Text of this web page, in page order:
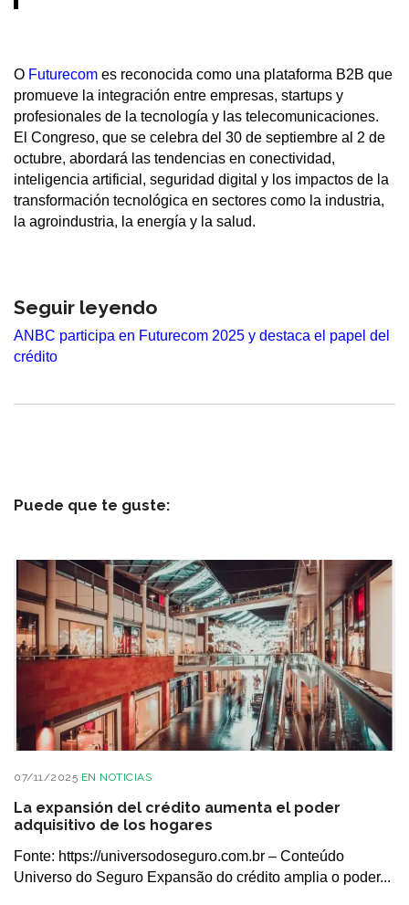
O Futurecom es reconocida como una plataforma B2B que
promueve la integración entre empresas, startups y
profesionales de la tecnología y las telecomunicaciones.
El Congreso, que se celebra del 30 de septiembre al 2 de
octubre, abordará las tendencias en conectividad,
inteligencia artificial, seguridad digital y los impactos de la
transformación tecnológica en sectores como la industria,
la agroindustria, la energía y la salud.
Seguir leyendo
ANBC participa en Futurecom 2025 y destaca el papel del
crédito
Puede que te guste:
07/11/2025 EN NOTICIAS
La expansión del crédito aumenta el poder
adquisitivo de los hogares
Fonte: https://universodoseguro.com.br – Conteúdo
Universo do Seguro Expansão do crédito amplia o poder...